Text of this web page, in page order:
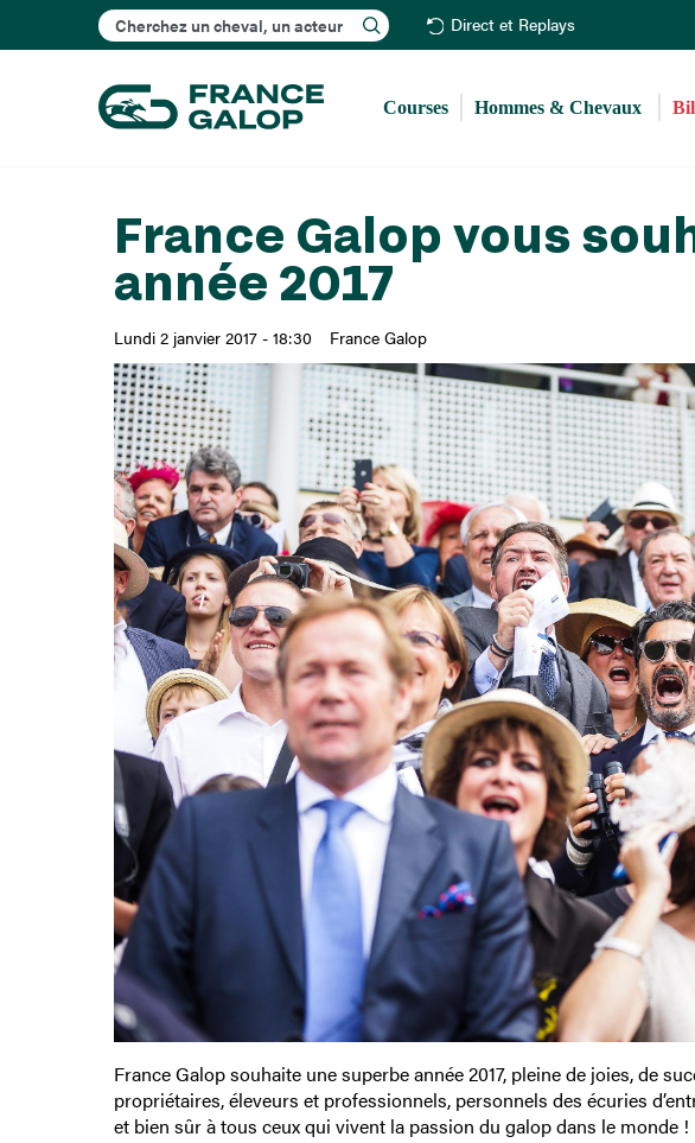
Rechercher Direct et Replays
Courses Hommes & Chevaux
France Galop vous
année 2017
Lundi 2 janvier 2017 - 18:30 France Galop
France Galop souhaite une superbe année 2017, pleine de joies, de
propriétaires, éleveurs et professionnels, personnels des écuries
et bien sûr à tous ceux qui vivent la passion du galop dans le monde !